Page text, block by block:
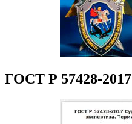
ГОСТ Р 57428-2017